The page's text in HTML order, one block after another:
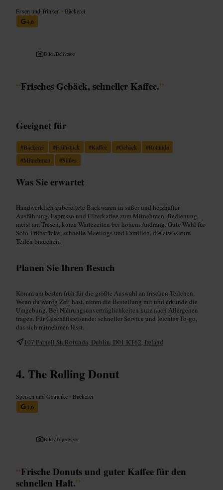
Essen und Trinken • Bäckerei
4,6
Bild /Deliveroo
“Frisches Gebäck, schneller Kaffee.”
Geeignet für
#Bäckerei #Frühstück #Kaffee #Gebäck #Rotunda
#Mitnehmen #Süßes
Was Sie erwartet
Handwerklich zubereitete Backwaren in süßer und herzhafter
Ausführung. Espresso und Filterkaffee zum Mitnehmen. Bedienung
meist am Tresen, kurze Wartezeiten bei hohem Andrang. Gute Wahl für
Solo‑Frühstücke, schnelle Meetings und Familien, die etwas zum
Teilen brauchen.
Planen Sie Ihren Besuch
Komm am besten früh für die größte Auswahl an frischen Teilchen.
Wenn du wenig Zeit hast, nimm die Bestellung mit und erkunde die
Umgebung. Bei Nahrungsunverträglichkeiten kurz nach Allergenen
fragen. Für Geschäftsreisende: schneller Service und leichtes To‑go,
das sich mitnehmen lässt.
107 Parnell St, Rotunda, Dublin, D01 KT62, Ireland
The Rolling Donut
Speisen und Getränke • Bäckerei
4,6
Bild /Tripadvisor
“Frische Donuts und guter Kaffee für den
schnellen Halt.”